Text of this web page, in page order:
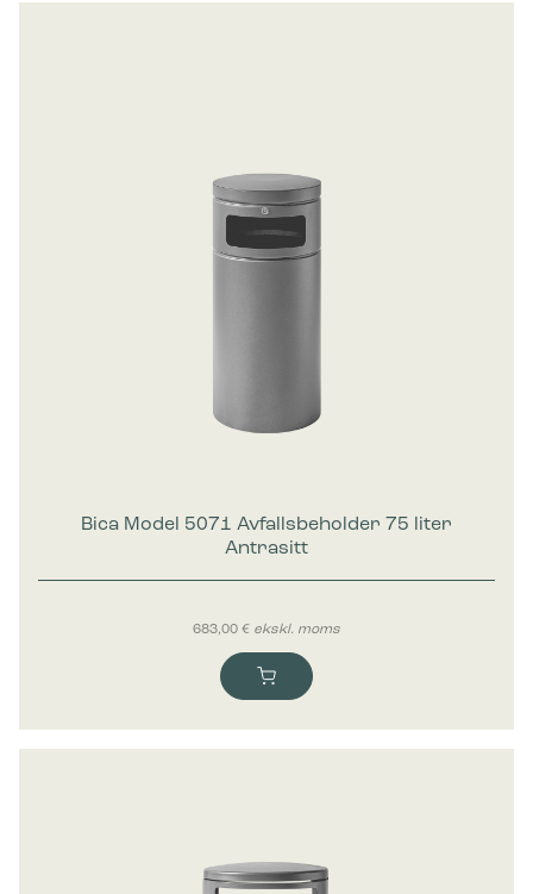
Bica Model 5071 Avfallsbeholder 75 liter
Antrasitt
683,00 € ekskl. moms